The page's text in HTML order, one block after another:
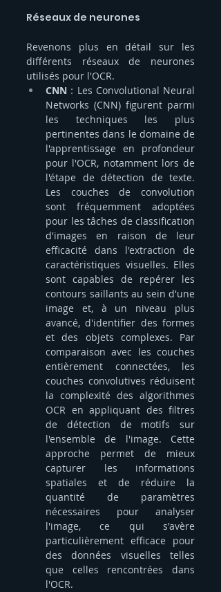
Réseaux de neurones
Revenons plus en détail sur les
différents réseaux de neurones
utilisés pour l'OCR.
CNN : Les Convolutional Neural
Networks (CNN) figurent parmi
les techniques les plus
pertinentes dans le domaine de
l'apprentissage en profondeur
pour l'OCR, notamment lors de
l'étape de détection de texte.
Les couches de convolution
sont fréquemment adoptées
pour les tâches de classification
d'images en raison de leur
efficacité dans l'extraction de
caractéristiques visuelles. Elles
sont capables de repérer les
contours saillants au sein d'une
image et, à un niveau plus
avancé, d'identifier des formes
et des objets complexes. Par
comparaison avec les couches
entièrement connectées, les
couches convolutives réduisent
la complexité des algorithmes
OCR en appliquant des filtres
de détection de motifs sur
l'ensemble de l'image. Cette
approche permet de mieux
capturer les informations
spatiales et de réduire la
quantité de paramètres
nécessaires pour analyser
l'image, ce qui s'avère
particulièrement efficace pour
des données visuelles telles
que celles rencontrées dans
l'OCR.